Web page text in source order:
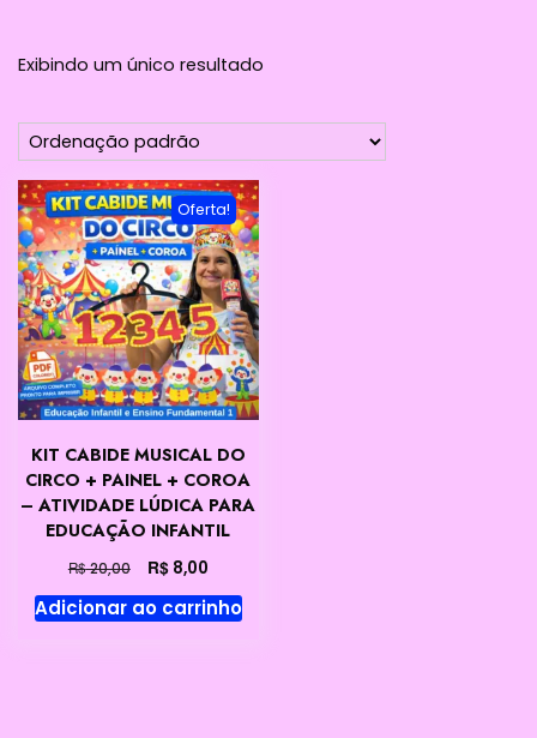
Exibindo um único resultado
Oferta!
KIT CABIDE MUSICAL DO
CIRCO + PAINEL + COROA
– ATIVIDADE LÚDICA PARA
EDUCAÇÃO INFANTIL
R$20,00
preço
original
R$8,00O
preço
atual
Adicionar ao carrinho